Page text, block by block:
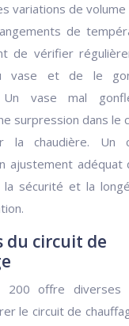
variations de volume
de
de vérifier
vase et de le
Un vase mal
surpression dans le
la chaudière. Un
ajustement adéquat
la sécurité et la
du circuit de
200 offre diverses
le circuit de